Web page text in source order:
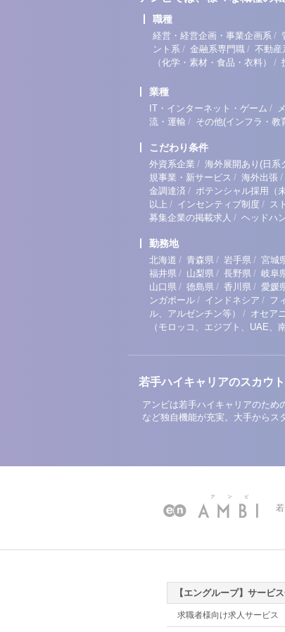
職種
経営・経営企画・事業企画系 /
ント系 / 金融系専門職 / 不動産
（化学・素材・食品・衣料）
/
業種
IT・インターネット・ゲーム /
流・運輸 / その他(インフラ・教
こだわり条件
外資系企業 / 海外展開あり(日系
規事業・新サービス / 海外出張 /
金調達済 / ポテンシャル採用（
以上 / インセンティブ制度 / ス
募集企業の掲載求人 / ヘッドハ
勤務地
北海道 / 青森県 / 岩手県 / 宮城
福井県 / 山梨県 / 長野県 / 岐阜
山口県 / 徳島県 / 香川県 / 愛媛
ンガポール / インドネシア / フ
ル、アルゼンチン等）
/ オセア
（モロッコ、エジプト、UAE、
若手ハイキャリアのスカウ
アンビは若手ハイキャリアのため
など独自機能が充実。大手からス
【エングループ】サービ
求職者様向け求人サービス